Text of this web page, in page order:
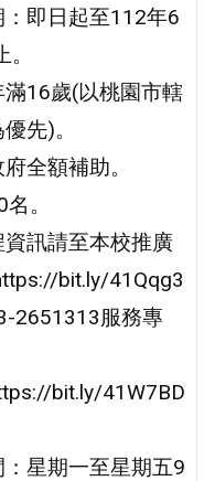
即日起至112年6
16歲(以桃園市轄
先)。
全額補助。
。
訊請至本校推廣
bit.ly/41Qqg3
2651313服務專
bit.ly/41W7BD
星期一至星期五9